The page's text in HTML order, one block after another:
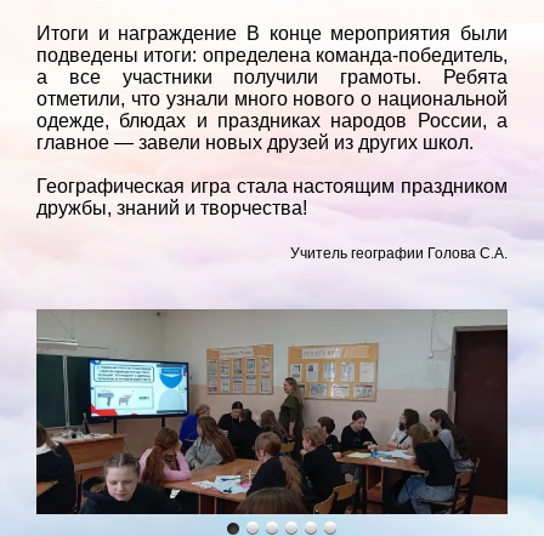
Итоги и награждение В конце мероприятия были
подведены итоги: определена команда-победитель,
а все участники получили грамоты. Ребята
отметили, что узнали много нового о национальной
одежде, блюдах и праздниках народов России, а
главное — завели новых друзей из других школ.
Географическая игра стала настоящим праздником
дружбы, знаний и творчества!
Учитель географии Голова С.А.